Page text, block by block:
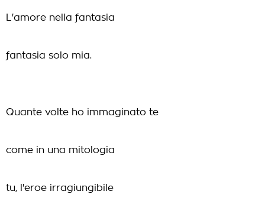
L'amore nella fantasia
fantasia solo mia.
Quante volte ho immaginato te
come in una mitologia
tu, l'eroe irragiungibile